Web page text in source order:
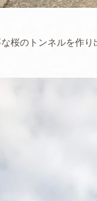
桜のトンネルを作